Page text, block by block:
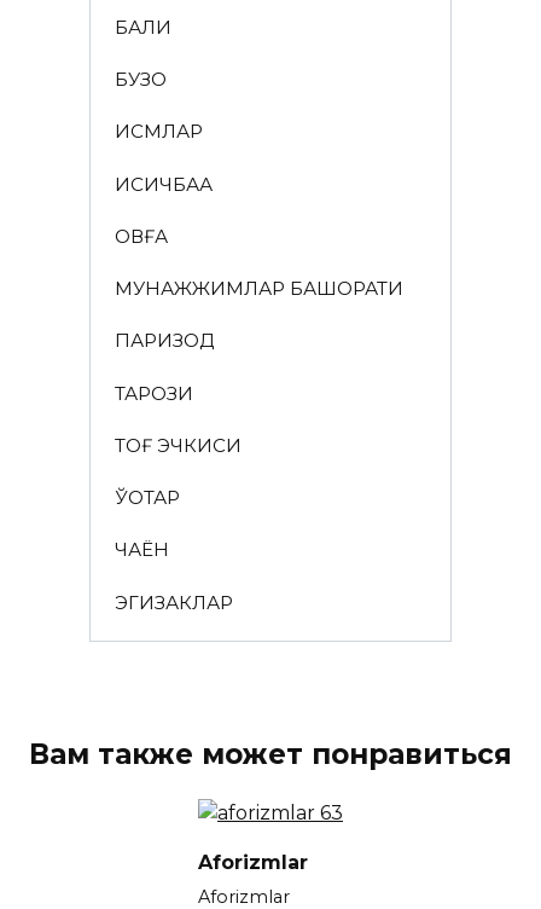
БАЛИҚ
БУЗОҚ
ИСМЛАР
ҚИСҚИЧБАҚА
ҚОВҒА
МУНАЖЖИМЛАР БАШОРАТИ
ПАРИЗОД
ТАРОЗИ
ТОҒ ЭЧКИСИ
ЎҚОТАР
ЧАЁН
ЭГИЗАКЛАР
Вам также может понравиться
Aforizmlar
Aforizmlar